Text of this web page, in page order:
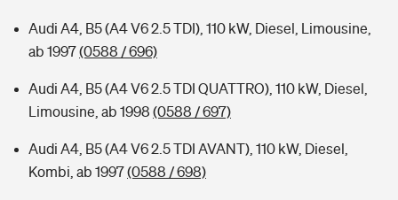
Audi A4, B5 (A4 V6 2.5 TDI), 110 kW, Diesel, Limousine,
ab 1997(0588 / 696)
Audi A4, B5 (A4 V6 2.5 TDI QUATTRO), 110 kW, Diesel,
Limousine, ab 1998 (0588 / 697)
Audi A4, B5 (A4 V6 2.5 TDI AVANT), 110 kW, Diesel,
Kombi, ab 1997(0588 / 698)